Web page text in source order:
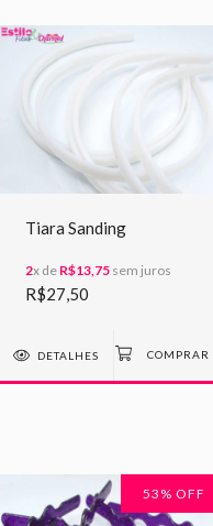
Tiara Sanding
2x de R$13,75 sem juros
R$27,50
DETALHES
53 % OFF